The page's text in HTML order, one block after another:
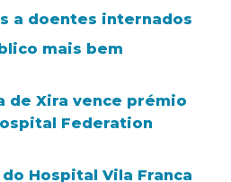
a doentes internados
mais bem
de Xira vence prémio
Federation
Hospital Vila Franca